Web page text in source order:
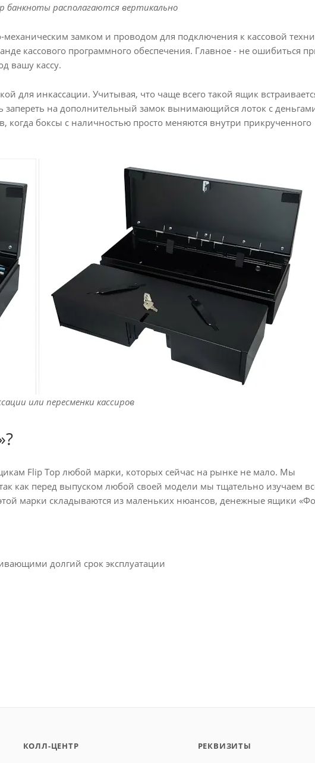
банкноты располагаются вертикально
замком и проводом для подключения к кассовой
кассового программного обеспечения. Главное - не ошибиться
вашу кассу.
для инкассации. Учитывая, что чаще всего такой ящик
на дополнительный замок вынимающийся лоток с
когда боксы с наличностью просто меняются внутри прикрученного
или пересменки кассиров
Flip Top любой марки, которых сейчас на рынке не мало. Мы
как перед выпуском любой своей модели мы тщательно изучаем
марки складываются из маленьких нюансов, денежные ящики
долгий срок эксплуатации
КОЛЛ-ЦЕНТР РЕКВИЗИТЫ